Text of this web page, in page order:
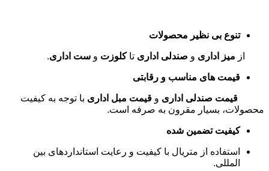
تنوع بی نظیر محصولات
از میز اداری و صندلی اداری تاکلوزت و ست اداری.
قیمت های مناسب و رقابتی
قیمت صندلی اداری و قیمت مبل اداری با توجه به کیفیت
محصولات، بسیار مقرون به صرفه است.
کیفیت تضمین شده
استفاده از متریال با کیفیت و رعایت استانداردهای بین
المللی.